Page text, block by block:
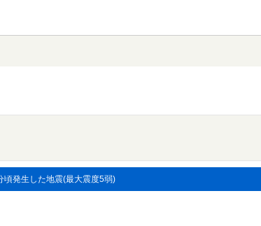
頃発生した地震(最大震度5弱)